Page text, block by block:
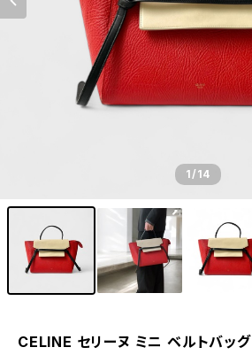
1/14
CELINE セリーヌ ミニ ベルトバッグ